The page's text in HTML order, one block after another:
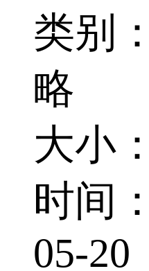
类别
略
大小
时间
05-20